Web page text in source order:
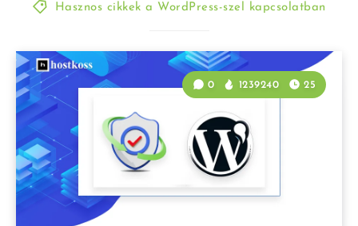
Hasznos cikkek a WordPress-szel kapcsolatban
0 1239240 25